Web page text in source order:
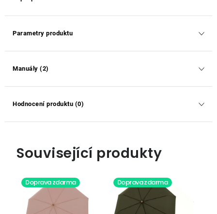
Parametry produktu
Manuály (2)
Hodnocení produktu (0)
Související produkty
Doprava zdarma Doprava zdarma